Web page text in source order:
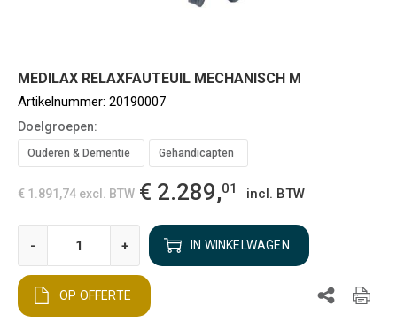
MEDILAX RELAXFAUTEUIL MECHANISCH M
Artikelnummer: 20190007
Doelgroepen:
Ouderen & Dementie Gehandicapten
€ 1.891,74 excl. BTW € 2.289,01 incl. BTW
- + IN WINKELWAGEN
OP OFFERTE